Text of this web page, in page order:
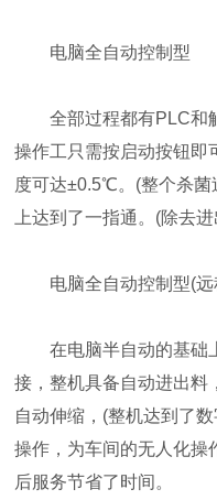
电脑全自动控制型
全部过程都有PLC和触
操作工只需按启动按钮即
度可达±0.5℃。(整个杀菌
上达到了一指通。(除去
电脑全自动控制型(远
在电脑半自动的基础
接，整机具备自动进出料
自动伸缩，(整机达到了
操作，为车间的无人化操
后服务节省了时间。